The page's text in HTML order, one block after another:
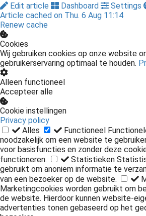
Edit article
Dashboard Settings
Article cached on Thu. 6 Aug 11:14
Renew cache
Cookies
Wij gebruiken cookies op onze website
gebruikerservaring optimaal te houden.
Alleen functioneel
Accepteer alle
Cookie instellingen
Privacy policy
Alles
Functioneel
noodzakelijk om een website te
voor basisfuncties en zonder deze
functioneren.
Statistieken
gebruikt om anoniem informatie te
van een bezoeker op de website.
Marketingcookies worden gebruikt om
de website. Hierdoor kunnen website-
advertenties tonen gebaseerd op het